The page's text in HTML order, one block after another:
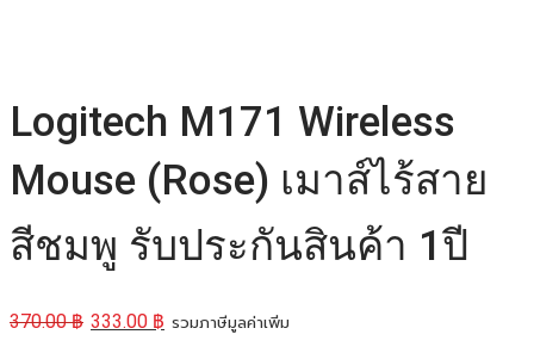
Logitech M171 Wireless
Mouse (Rose) เมาส์ไร้สาย
สีชมพู รับประกันสินค้า 1ปี
370.00฿ 333.00 ฿ รวมภาษีมูลค่าเพิ่ม